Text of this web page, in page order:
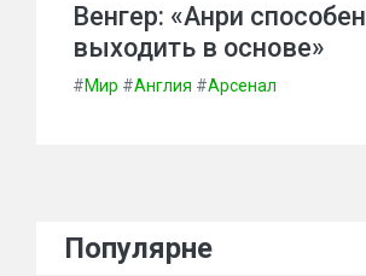
Венгер: «Анри способен
выходить в основе»
#Мир #Англия #Арсенал
Популярне